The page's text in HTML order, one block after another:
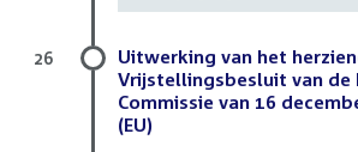
Uitwerking van het
Vrijstellingsbesluit van de
Commissie van 16
(EU)
26